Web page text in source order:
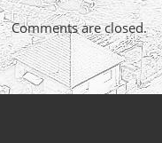
Comments are closed.